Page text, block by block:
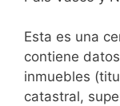
Esta es una
contiene
inmuebles
catastral,